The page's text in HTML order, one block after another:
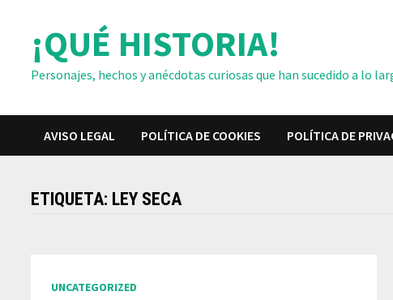
contenido¡QUÉ HISTORIA!
Personajes, hechos y anécdotas curiosas que han sucedido a lo
AVISO LEGAL POLÍTICA DE COOKIES POLÍTICA DE
ETIQUETA: LEY SECA
UNCATEGORIZED